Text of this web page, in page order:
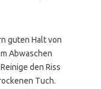
guten Halt von
Abwaschen
den Riss
Tuch.